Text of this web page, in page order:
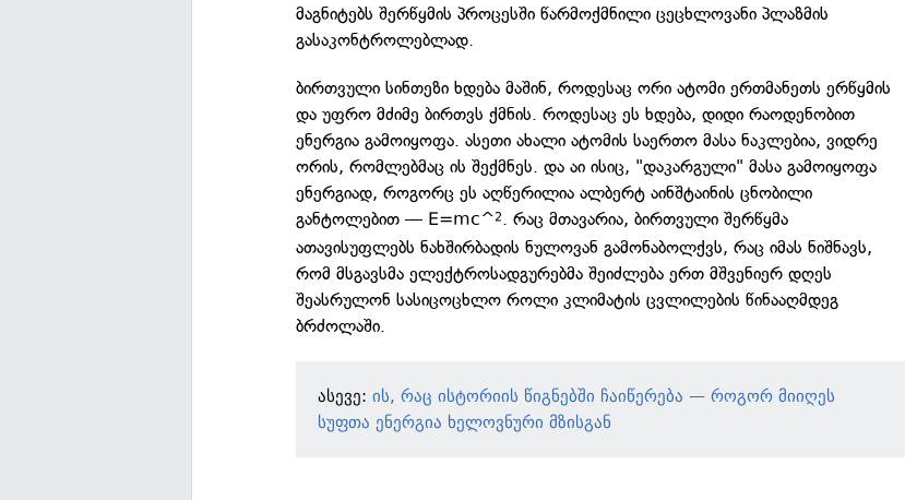
მაგნიტებს შერწყმის პროცესში წარმოქმნილი ცეცხლოვანი პლაზმის
გასაკონტროლებლად.
ბირთვული სინთეზი ხდება მაშინ, როდესაც ორი ატომი ერთმანეთს ერწყმის
და უფრო მძიმე ბირთვს ქმნის. როდესაც ეს ხდება, დიდი რაოდენობით
ენერგია გამოიყოფა. ასეთი ახალი ატომის საერთო მასა ნაკლებია, ვიდრე
ორის, რომლებმაც ის შექმნეს. და აი ისიც, "დაკარგული" მასა გამოიყოფა
ენერგიად, როგორც ეს აღწერილია ალბერტ აინშტაინის ცნობილი
განტოლებით — E=mc^2. რაც მთავარია, ბირთვული შერწყმა
ათავისუფლებს ნახშირბადის ნულოვან გამონაბოლქვს, რაც იმას ნიშნავს,
რომ მსგავსმა ელექტროსადგურებმა შეიძლება ერთ მშვენიერ დღეს
შეასრულონ სასიცოცხლო როლი კლიმატის ცვლილების წინააღმდეგ
ბრძოლაში.
ასევე:ის, რაც ისტორიის წიგნებში ჩაიწერება — როგორ მიიღეს
სუფთა ენერგია ხელოვნური მზისგან